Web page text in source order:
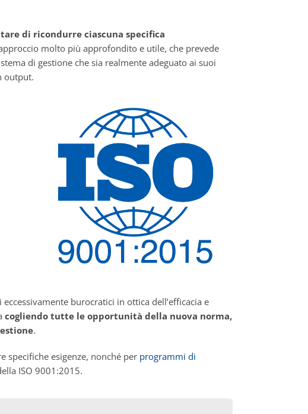
di ricondurre ciascuna specifica
molto più approfondito e utile, che prevede
di gestione che sia realmente adeguato ai suoi
output.
burocratici in ottica dell’efficacia e
cogliendo tutte le opportunità della nuova norma,
.
specifiche esigenze, nonché per programmi di
ISO 9001:2015.